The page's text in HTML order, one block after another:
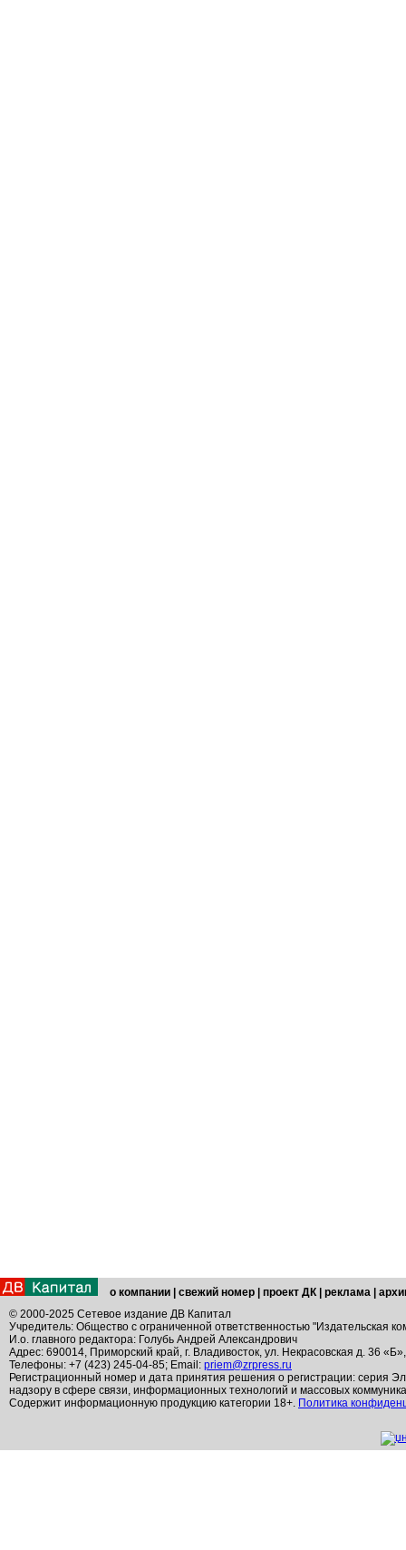
о компании свежий номер проект ДК реклама
© 2000-2025 Сетевое издание ДВ Капитал
Учредитель: Общество с ограниченной ответственностью "Издательская
И.о. главного редактора: Голубь Андрей Александрович
Адрес: 690014, Приморский край, г. Владивосток, ул. Некрасовская д. 36
Телефоны: +7 (423) 245-04-85; Email: priem@zrpress.ru
Регистрационный номер и дата принятия решения о регистрации: серия
надзору в сфере связи, информационных технологий и массовых
Содержит информационную продукцию категории 18+. Политика